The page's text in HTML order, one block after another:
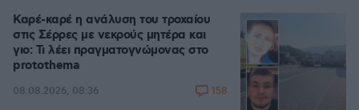
Καρέ-καρέ η ανάλυση του τροχαίου
στις Σέρρες με νεκρούς μητέρα και
γιο: Τι λέει πραγματογνώμονας στο
protothema
08.08.2026, 08:36 158